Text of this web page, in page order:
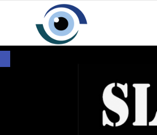
Toolbar openen